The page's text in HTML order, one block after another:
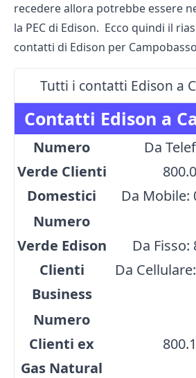
recedere allora potrebbe essere
la PEC di Edison. Ecco quindi il
contatti di Edison per
Tutti i contatti Edison a
Contatti Edison a
Numero
Verde Clienti
Domestici
Da
Da Mobile:
Numero
Verde Edison
Clienti
Business
Da Fisso:
Da
Numero
Clienti ex
Gas Natural